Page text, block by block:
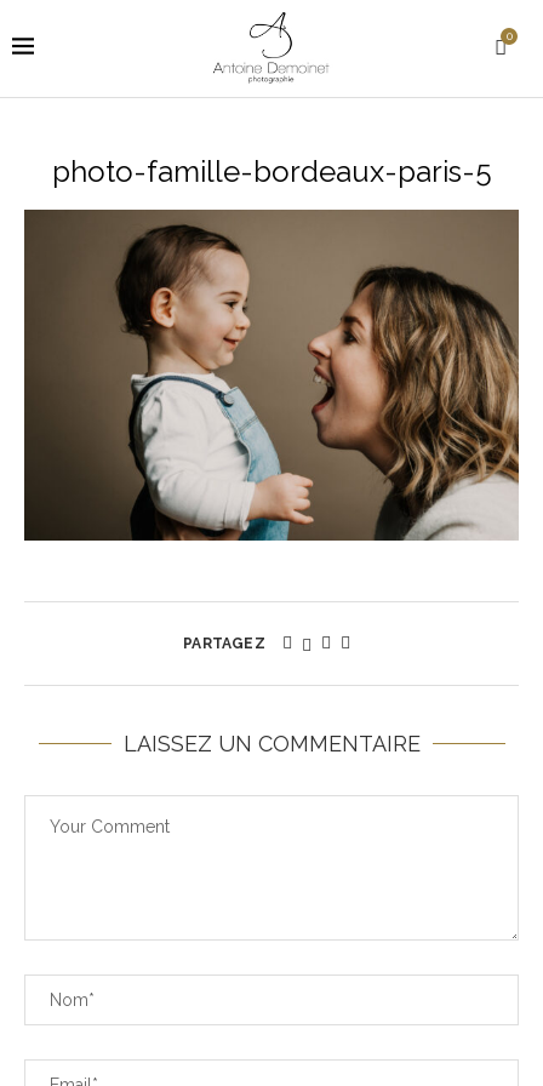
0
photo-famille-bordeaux-paris-5
PARTAGEZ
LAISSEZ UN COMMENTAIRE